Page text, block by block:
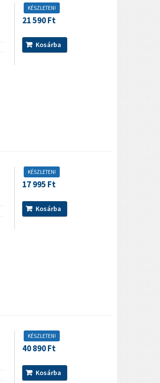
KÉSZLETEN!
21 590 Ft
Kosárba
KÉSZLETEN!
17 995 Ft
Kosárba
KÉSZLETEN!
40 890 Ft
Kosárba